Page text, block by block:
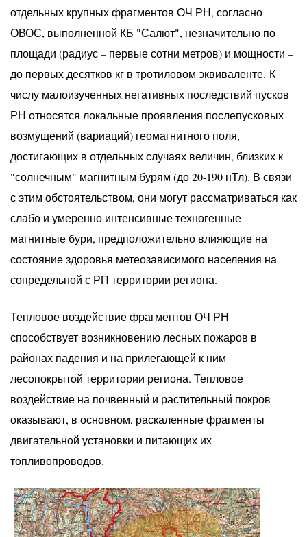
отдельных крупных фрагментов ОЧ РН, согласно
ОВОС, выполненной КБ "Салют", незначительно по
площади (радиус – первые сотни метров) и мощности –
до первых десятков кг в тротиловом эквиваленте. К
числу малоизученных негативных последствий пусков
РН относятся локальные проявления послепусковых
возмущений (вариаций) геомагнитного поля,
достигающих в отдельных случаях величин, близких к
"солнечным" магнитным бурям (до 20-190 нТл). В связи
с этим обстоятельством, они могут рассматриваться как
слабо и умеренно интенсивные техногенные
магнитные бури, предположительно влияющие на
состояние здоровья метеозависимого населения на
сопредельной с РП территории региона.
Тепловое воздействие фрагментов ОЧ РН
способствует возникновению лесных пожаров в
районах падения и на прилегающей к ним
лесопокрытой территории региона. Тепловое
воздействие на почвенный и растительный покров
оказывают, в основном, раскаленные фрагменты
двигательной установки и питающих их
топливопроводов.